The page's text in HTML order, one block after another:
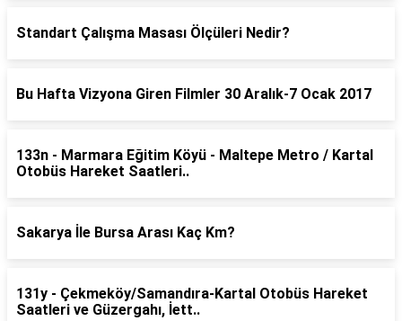
Standart Çalışma Masası Ölçüleri Nedir?
Bu Hafta Vizyona Giren Filmler 30 Aralık-7 Ocak 2017
133n - Marmara Eğitim Köyü - Maltepe Metro / Kartal
Otobüs Hareket Saatleri..
Sakarya İle Bursa Arası Kaç Km?
131y - Çekmeköy/Samandıra-Kartal Otobüs Hareket
Saatleri ve Güzergahı, İett..